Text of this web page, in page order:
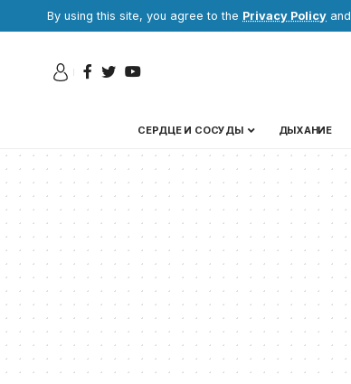
By using this site, you agree to the Privacy Policy and
СЕРДЦЕ И СОСУДЫ ДЫХАНИЕ